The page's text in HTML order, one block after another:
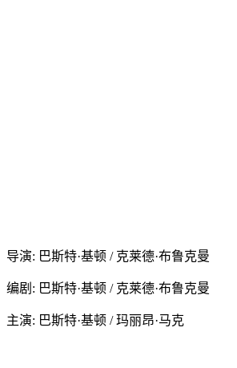
导演: 巴斯特·基顿 / 克莱德·布鲁克曼
编剧: 巴斯特·基顿 / 克莱德·布鲁克曼
主演: 巴斯特·基顿 / 玛丽昂·马克